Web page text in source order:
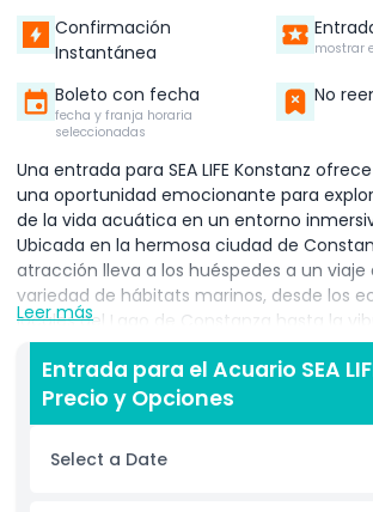
Confirmación
Instantánea
mostrar
Boleto con fecha
fecha y franja horaria
seleccionadas
No
Una entrada para SEA LIFE Konstanz
una oportunidad emocionante para
de la vida acuática en un entorno
Ubicada en la hermosa ciudad de
atracción lleva a los huéspedes a un viaje
variedad de hábitats marinos, desde los
locales del Lago de Constanza hasta la
biodiversidad de los océanos tropicales.
los visitantes pueden descubrir
temáticas llenas de fascinantes criaturas
rayas, caballitos de mar y coloridos
coral. Uno de los puntos destacados es el
subacuático, donde los huéspedes
Leer más
Entrada para el Acuario SEA
Precio y Opciones
Select a Date